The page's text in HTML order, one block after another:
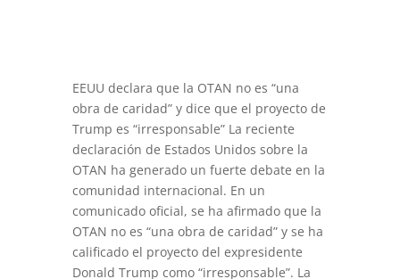
EEUU declara que la OTAN no es “una
obra de caridad” y dice que el proyecto de
Trump es “irresponsable” La reciente
declaración de Estados Unidos sobre la
OTAN ha generado un fuerte debate en la
comunidad internacional. En un
comunicado oficial, se ha afirmado que la
OTAN no es “una obra de caridad” y se ha
calificado el proyecto del expresidente
Donald Trump como “irresponsable”. La